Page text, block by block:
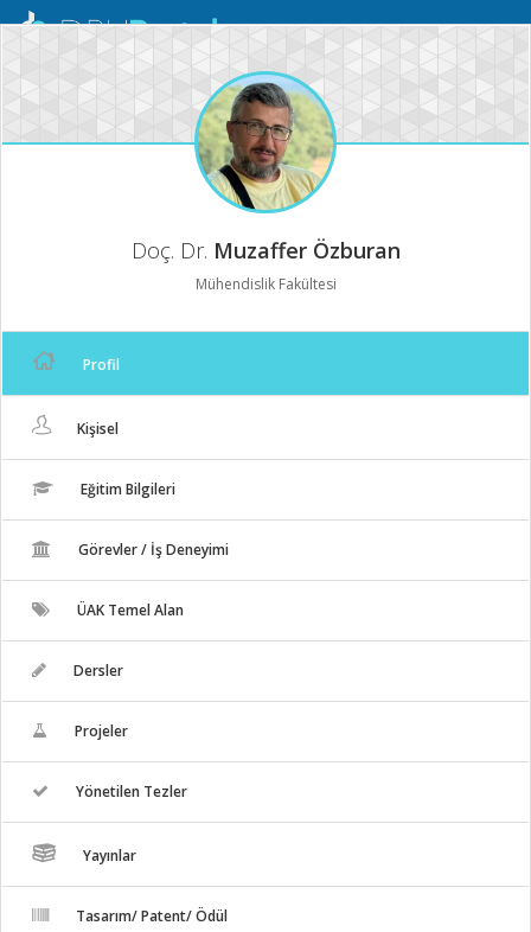
Mobil
Doç. Dr. Muzaffer Özburan
Mühendislik Fakültesi
Profil
Kişisel
Eğitim Bilgileri
Görevler / İş Deneyimi
ÜAK Temel Alan
Dersler
Projeler
Yönetilen Tezler
Yayınlar
Tasarım/ Patent/ Ödül